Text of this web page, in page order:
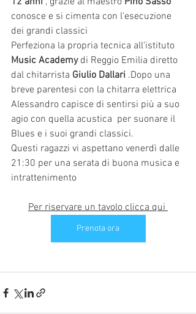
conosce e si cimenta con l'esecuzione
dei grandi classici
Perfeziona la propria tecnica all'istituto
Music Academy di Reggio Emilia diretto
dal chitarrista Giulio Dallari .Dopo una
breve parentesi con la chitarra elettrica
Alessandro capisce di sentirsi più a suo
agio con quella acustica  per suonare il
Blues e i suoi grandi classici.
Questi ragazzi vi aspettano venerdì dalle
21:30 per una serata di buona musica e
intrattenimento
Per riservare un tavolo clicca qui
Prenota ora